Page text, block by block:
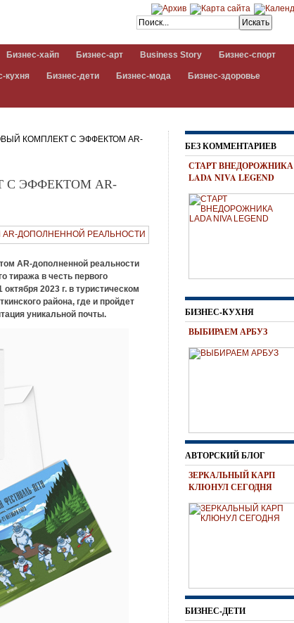
Бизнес-хайп Бизнес-арт Business Story Бизнес-спорт
кухня Бизнес-дети Бизнес-мода Бизнес-здоровье
КОМПЛЕКТ С ЭФФЕКТОМ AR-
ЭФФЕКТОМ AR-
AR-дополненной реальности
тиража в честь первого
2023 г. в туристическом
района, где и пройдет
уникальной почты.
БЕЗ КОММЕНТАРИЕВ
СТАРТ ВНЕДОРОЖНИКА
LADA NIVA LEGEND
БИЗНЕС-КУХНЯ
ВЫБИРАЕМ АРБУЗ
АВТОРСКИЙ БЛОГ
ЗЕРКАЛЬНЫЙ КАРП
КЛЮНУЛ СЕГОДНЯ
БИЗНЕС-ДЕТИ